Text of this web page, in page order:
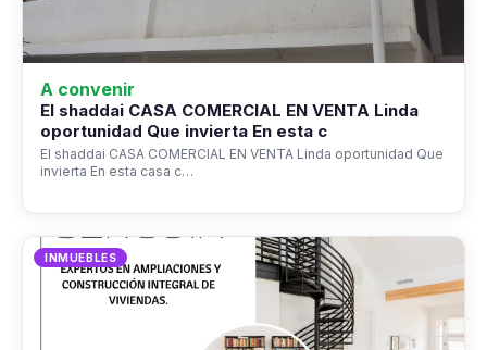
A convenir
El shaddai CASA COMERCIAL EN VENTA Linda
oportunidad Que invierta En esta c
El shaddai CASA COMERCIAL EN VENTA Linda oportunidad Que
invierta En esta casa c…
INMUEBLES